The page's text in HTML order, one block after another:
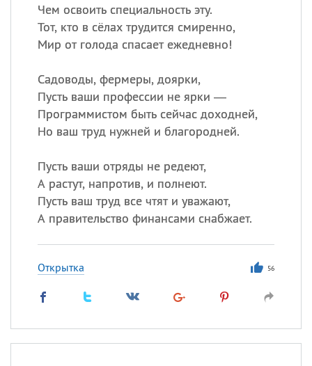
Чем освоить специальность эту.
Тот, кто в сёлах трудится смиренно,
Мир от голода спасает ежедневно!
Садоводы, фермеры, доярки,
Пусть ваши профессии не ярки —
Программистом быть сейчас доходней,
Но ваш труд нужней и благородней.
Пусть ваши отряды не редеют,
А растут, напротив, и полнеют.
Пусть ваш труд все чтят и уважают,
А правительство финансами снабжает.
Открытка 56